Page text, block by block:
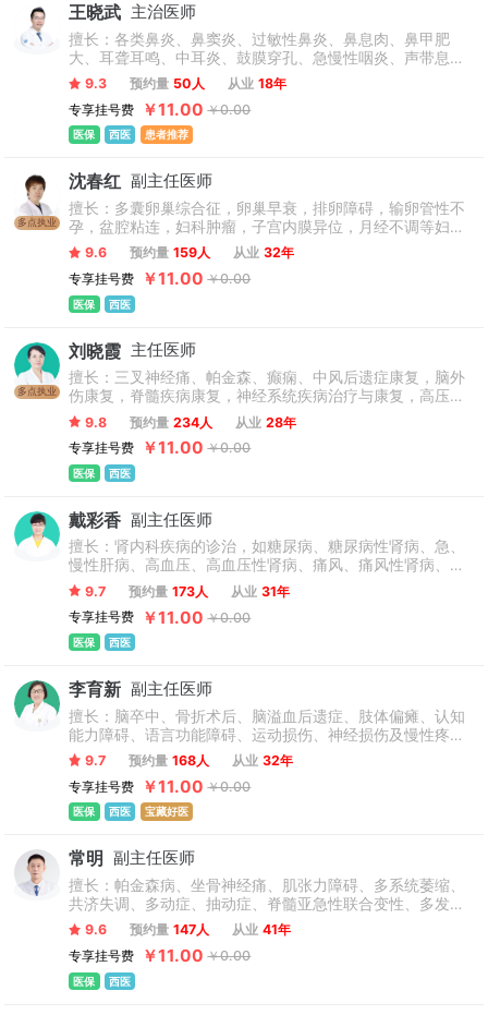
王晓武 主治医师
擅长：各类鼻炎、鼻窦炎、过敏性鼻炎、鼻息肉、鼻甲肥
大、耳聋耳鸣、中耳炎、鼓膜穿孔、急慢性咽炎、声带息
肉、声带小结等耳鼻喉疾病运用传统手术技巧和内窥镜技术
相结合开展诊疗。
9.3 预约量 50人 从业 18年
专享挂号费
￥11.00 ￥0.00
医保 西医 患者推荐
多点执业
沈春红 副主任医师
擅长：多囊卵巢综合征，卵巢早衰，排卵障碍，输卵管性不
孕，盆腔粘连，妇科肿瘤，子宫内膜异位，月经不调等妇科
内分泌疾病及不孕疑难杂症。
9.6 预约量 159人 从业 32年
专享挂号费
￥11.00 ￥0.00
医保 西医
多点执业
刘晓霞 主任医师
擅长：三叉神经痛、帕金森、癫痫、中风后遗症康复，脑外
伤康复，脊髓疾病康复，神经系统疾病治疗与康复，高压氧
治疗腰椎间盘突出症、颈椎症、吞咽障碍、面神经麻痹、偏
瘫、截瘫、关节炎及睡眠障碍等疾病康复。
9.8 预约量 234人 从业 28年
专享挂号费
￥11.00 ￥0.00
医保 西医
戴彩香 副主任医师
擅长：肾内科疾病的诊治，如糖尿病、糖尿病性肾病、急、
慢性肝病、高血压、高血压性肾病、痛风、痛风性肾病、慢
性肾功能不全、尿路结石、尿路感染等经验丰富。
9.7 预约量 173人 从业 31年
专享挂号费
￥11.00 ￥0.00
医保 西医
李育新 副主任医师
擅长：脑卒中、骨折术后、脑溢血后遗症、肢体偏瘫、认知
能力障碍、语言功能障碍、运动损伤、神经损伤及慢性疼痛
等，熟练掌握康复医学专业基本理论知识。
9.7 预约量 168人 从业 32年
专享挂号费
￥11.00 ￥0.00
医保 西医 宝藏好医
常明 副主任医师
擅长：帕金森病、坐骨神经痛、肌张力障碍、多系统萎缩、
共济失调、多动症、抽动症、脊髓亚急性联合变性、多发性
硬化、失眠、脑血管病后遗症、不宁腿综合征、肌病、头
晕、头痛、癫痫、手麻、脚麻等神经系统疾病及老年危重症
救治及慢病综合管理有丰富的临床经验。
9.6 预约量 147人 从业 41年
专享挂号费
￥11.00 ￥0.00
医保 西医